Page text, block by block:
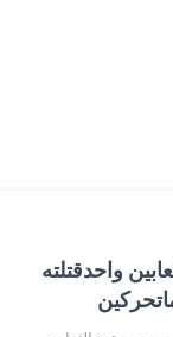
واحدقتلته